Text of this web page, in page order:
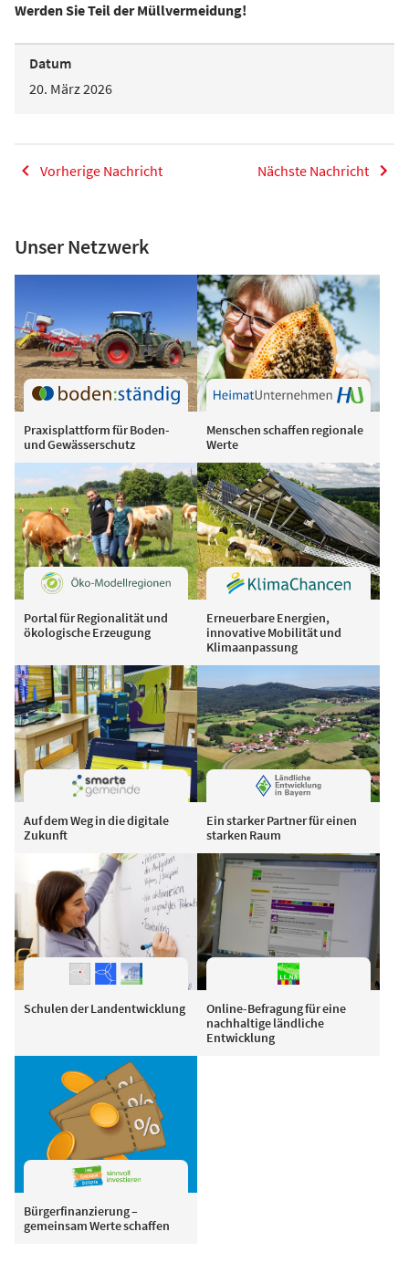
Werden Sie Teil der Müllvermeidung!
Datum
20. März 2026
Vorherige Nachricht Nächste Nachricht
Unser Netzwerk
Praxisplattform für Boden-
und Gewässerschutz
Menschen schaffen regionale
Werte
Portal für Regionalität und
ökologische Erzeugung
Erneuerbare Energien,
innovative Mobilität und
Klimaanpassung
Auf dem Weg in die digitale
Zukunft
Ein starker Partner für einen
starken Raum
Schulen der Landentwicklung
Online-Befragung für eine
nachhaltige ländliche
Entwicklung
Bürgerfinanzierung –
gemeinsam Werte schaffen